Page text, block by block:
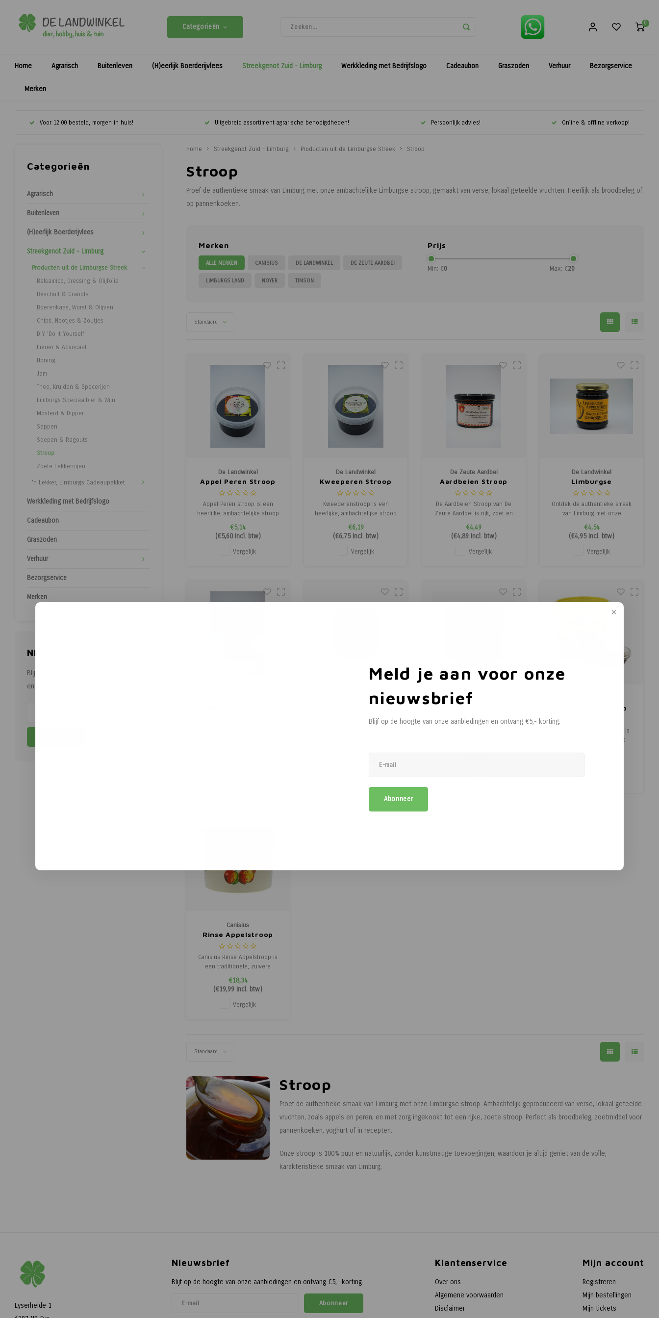
Meld je aan voor onze
nieuwsbrief
Blijf op de hoogte van onze aanbiedingen en ontvang €5,- korting.
Abonneer
Categorieën 0
Home Agrarisch Buitenleven (H)eerlijk Boerderijvlees Streekgenot Zuid - Limburg Werkkleding met Bedrijfslogo Cadeaubon Graszoden Verhuur Bezorgservice
Merken
Voor 12.00 besteld, morgen in huis! Uitgebreid assortiment agrarische benodigdheden! Persoonlijk advies! Online & offline verkoop!
Categorieën
Agrarisch
Buitenleven
(H)eerlijk Boerderijvlees
Streekgenot Zuid - Limburg
Producten uit de Limburgse Streek
Balsamico, Dressing & Olijfolie
Beschuit & Granola
Boerenkaas, Worst & Olijven
Chips, Nootjes & Zoutjes
DIY 'Do It Yourself'
Eieren & Advocaat
Honing
Jam
Thee, Kruiden & Specerijen
Limburgs Speciaalbier & Wijn
Mosterd & Dipper
Sappen
Soepen & Ragouts
Stroop
Zoete Lekkernijen
'n Lekker, Limburgs Cadeaupakket
Werkkleding met Bedrijfslogo
Cadeaubon
Graszoden
Verhuur
Bezorgservice
Merken
Nieuwsbrief
Blijf op de hoogte van onze aanbiedingen
en ontvang €5,- korting.
Home Streekgenot Zuid - Limburg Producten uit de Limburgse Streek Stroop
Stroop
Proef de authentieke smaak van Limburg met onze ambachtelijke Limburgse stroop, gemaakt van verse, lokaal geteelde vruchten. Heerlijk als broodbeleg of
op pannenkoeken.
Merken
ALLE MERKEN CANISIUS DE LANDWINKEL DE ZEUTE AARDBEI
LIMBURGS LAND NOYER TIMSON
Prijs
Min: €0 Max: €20
Standaard
De Landwinkel
Appel Peren Stroop
Appel Peren stroop is een
heerlijke, ambachtelijke stroop
gemaakt van rijpe appels en
peren. Deze goudbruine,
smeuïge stroop heeft een
zachte, zoete smaak met een
€5,14
(€5,60Incl. btw)
Vergelijk
De Landwinkel
Kweeperen Stroop
Kweeperenstroop is een
heerlijke, ambachtelijke stroop
gemaakt van rijpe kweeperen.
Deze dikke, goudbruine stroop
heeft een rijke, lichtzoete
smaak met een subtiel fruitig
€6,19
(€6,75Incl. btw)
Vergelijk
De Zeute Aardbei
Aardbeien Stroop
De Aardbeien Stroop van De
Zeute Aardbei is rijk, zoet en
vol van smaak, gemaakt van
zorgvuldig geselecteerde, rijpe
aardbeien. Ambachtelijk bereid
op de boerderij, waardoor elke
€4,49
(€4,89Incl. btw)
Vergelijk
De Landwinkel
Limburgse
Appelstroop
Ontdek de authentieke smaak
van Limburg met onze
Limburgse appelstroop zonder
suikerbiet van De
Jambrouwerij. Deze
ambachtelijke stroop wordt
toevoeging van suikerbieten of
gera
€4,54
(€4,95Incl. btw)
Vergelijk
Limburgs Land
Limburg. Geniet van het
allerbeste dat deze vruchtbare
streek te bieden heeft.
Milieuvriendelijk geteeld en
Vergelijk
Canisius
heeft een rijke, zoetzure
€2,89
Vergelijk
Rinse Appelstroop
Timson Rinse Appelstroop is
een ambachtelijke stroop
kunstmatige toevoegingen. Van
€2,39
Canisius
Rinse Appelstroop
Canisius Rinse Appelstroop is
een traditionele, zuivere
stroop gemaakt van zorgvuldig
geselecteerde appels en
suikerbieten. Deze stroop
heeft een rijke, zoetzure
€18,34
(€19,99 Incl. btw)
Vergelijk
Standaard
Stroop
Proef de authentieke smaak van Limburg met onze Limburgse stroop. Ambachtelijk geproduceerd van verse, lokaal geteelde
vruchten, zoals appels en peren, en met zorg ingekookt tot een rijke, zoete stroop. Perfect als broodbeleg, zoetmiddel voor
pannenkoeken, yoghurt of in recepten.
Onze stroop is 100% puur en natuurlijk, zonder kunstmatige toevoegingen, waardoor je altijd geniet van de volle,
karakteristieke smaak van Limburg.
Eyserheide 1
Nieuwsbrief
Blijf op de hoogte van onze aanbiedingen en ontvang €5,- korting.
Abonneer
Klantenservice
Over ons
Algemene voorwaarden
Disclaimer
Mijn account
Registreren
Mijn bestellingen
Mijn tickets